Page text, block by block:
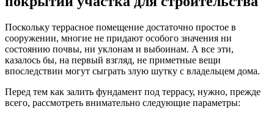
Поскольку террасное помещение достаточно простое в
сооружении, многие не придают особого значения ни
состоянию почвы, ни уклонам и выбоинам. А все эти,
казалось бы, на первый взгляд, не приметные вещи
впоследствии могут сыграть злую шутку с владельцем дома.
Перед тем как залить фундамент под террасу, нужно, прежде
всего, рассмотреть внимательно следующие параметры: